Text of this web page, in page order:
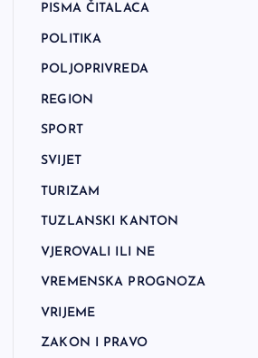
PISMA ČITALACA
POLITIKA
POLJOPRIVREDA
REGION
SPORT
SVIJET
TURIZAM
TUZLANSKI KANTON
VJEROVALI ILI NE
VREMENSKA PROGNOZA
VRIJEME
ZAKON I PRAVO